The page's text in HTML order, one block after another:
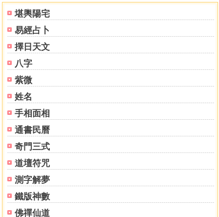
堪輿陽宅
易經占卜
擇日天文
八字
紫微
姓名
手相面相
通書民曆
奇門三式
道壇符咒
測字解夢
鐵版神數
佛禪仙道
陽宅的起源
八宅陽宅風水論
門低屋高低頭煞
一間低過一間屋
正屋後面造穿堂
大屋背後一小屋
房屋若呈角尺屋
廂屋兩旁有小屋
正屋兩頭造小屋
造屋中高兩旁低
大屋門前有小屋
房屋旁邊破空屋
房屋兩廂低且長
正屋左右廂房斜
正屋前有小屋鎮
小屋橫蓋正屋後
大屋兩邊或面前